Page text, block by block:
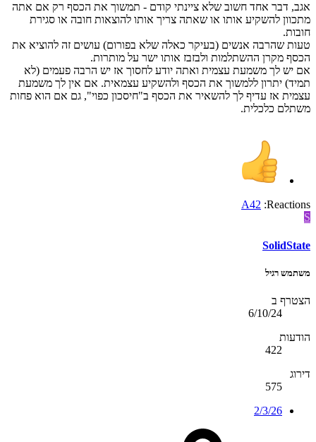
אגב, דבר אחד חשוב שלא ציינתי קודם - תמשוך את הכסף רק אם אתה
מתכוון להשקיע אותו או שאתה צריך אותו להוצאות חובה או סגירת
חובות.
טעות שהרבה אנשים (בעיקר כאלה שלא בפורום) עושים זה להוציא את
הכסף מקרן ההשתלמות ולבזבז אותו ישר על מותרות.
אם יש לך משמעת עצמית ואתה יודע לחסוך אז יש הרבה פעמים (לא
תמיד) יתרון ללמשוך את הכסף ולהשקיע עצמאית. אם אין לך משמעת
עצמית אז עדיף לך להשאיר את הכסף ב"חיסכון כפוי", גם אם הוא פחות
משתלם כלכלית.
Reactions:
A42
S
SolidState
משתמש רגיל
הצטרף ב
6/10/24
הודעות
422
דירוג
575
2/3/26